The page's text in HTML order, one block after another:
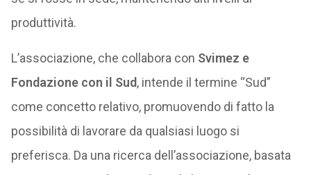
produttività.
L’associazione, che collabora con Svimez e
Fondazione con il Sud, intende il termine “Sud”
come concetto relativo, promuovendo di fatto la
possibilità di lavorare da qualsiasi luogo si
preferisca. Da una ricerca dell’associazione, basata